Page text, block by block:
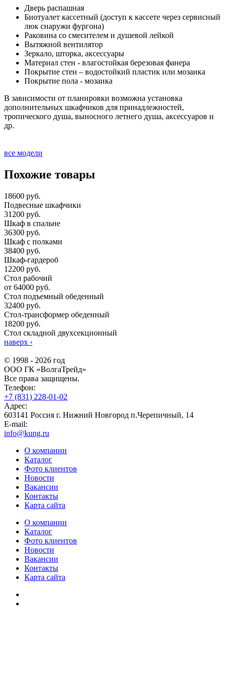
Дверь распашная
Биотуалет кассетный (доступ к кассете через сервисный
люк снаружи фургона)
Раковина со смесителем и душевой лейкой
Вытяжной вентилятор
Зеркало, шторка, аксессуары
Материал стен - влагостойкая березовая фанера
Покрытие стен – водостойкий пластик или мозаика
Покрытие пола - мозаика
В зависимости от планировки возможна установка
дополнительных шкафчиков для принадлежностей,
тропического душа, выносного летнего душа, аксессуаров и
др.
все модели
Похожие товары
18600 руб.
Подвесные шкафчики
31200 руб.
Шкаф в спальне
36300 руб.
Шкаф с полками
38400 руб.
Шкаф-гардероб
12200 руб.
Стол рабочий
от 64000 руб.
Стол подъемный обеденный
32400 руб.
Стол-трансформер обеденный
18200 руб.
Стол складной двухсекционный
наверх ‹
© 1998 - 2026 год
ООО ГК «ВолгаТрейд»
Все права защищены.
Телефон:
+7 (831) 228-01-02
Адрес:
603141 Россия г. Нижний Новгород п.Черепичный, 14
E-mail:
info@kung.ru
О компании
Каталог
Фото клиентов
Новости
Вакансии
Контакты
Карта сайта
О компании
Каталог
Фото клиентов
Новости
Вакансии
Контакты
Карта сайта